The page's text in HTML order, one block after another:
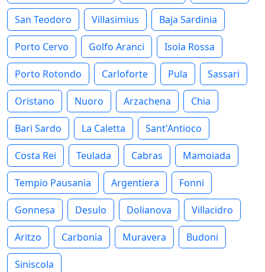
San Teodoro Villasimius Baja Sardinia
Porto Cervo Golfo Aranci Isola Rossa
Porto Rotondo Carloforte Pula Sassari
Oristano Nuoro Arzachena Chia
Bari Sardo La Caletta Sant'Antioco
Costa Rei Teulada Cabras Mamoiada
Tempio Pausania Argentiera Fonni
Gonnesa Desulo Dolianova Villacidro
Aritzo Carbonia Muravera Budoni
Siniscola